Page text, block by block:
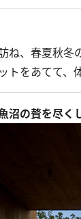
ね、春夏秋冬
トをあてて、
沼の贅を尽く